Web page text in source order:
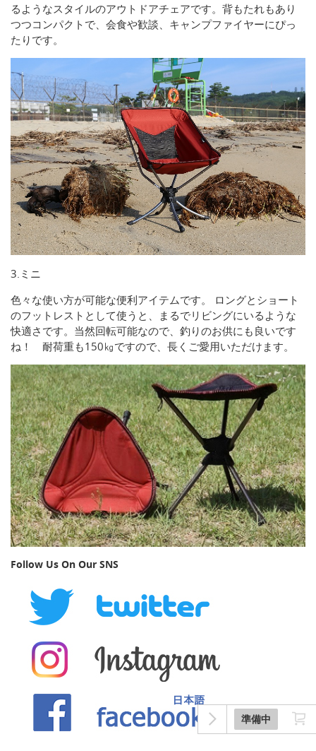
準備中
るようなスタイルのアウトドアチェアです。背もたれもあり
つつコンパクトで、会食や歓談、キャンプファイヤーにぴっ
たりです。
3.ミニ
色々な使い方が可能な便利アイテムです。 ロングとショート
のフットレストとして使うと、まるでリビングにいるような
快適さです。当然回転可能なので、釣りのお供にも良いです
ね！ 耐荷重も150㎏ですので、長くご愛用いただけます。
Follow Us On Our SNS